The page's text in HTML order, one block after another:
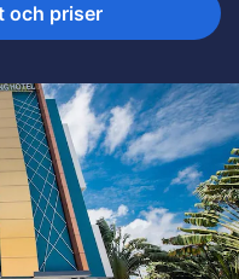
och priser